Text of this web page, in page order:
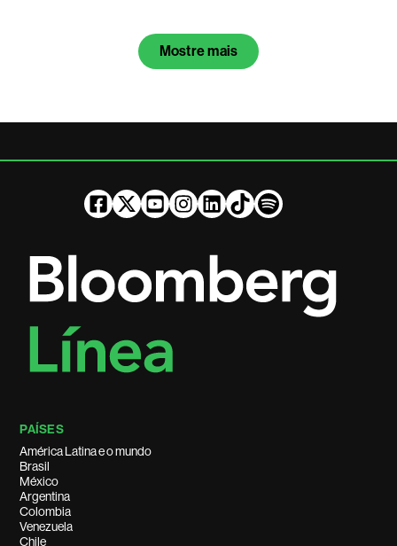
Mostre mais
PAÍSES
América Latina e o mundo
Brasil
México
Argentina
Colombia
Venezuela
Chile